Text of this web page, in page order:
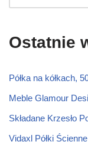
Ostatnie
Półka na kółkach,
Meble Glamour
Składane Krzesło
Vidaxl Półki